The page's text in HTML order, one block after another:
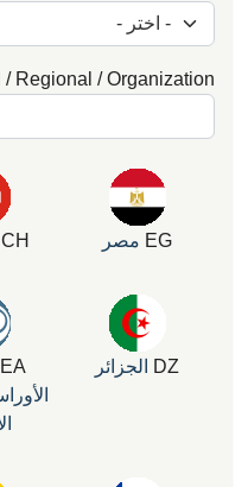
National / Regional /
CH سويسرا
EA
المكتب
الأوراسي لبراءات